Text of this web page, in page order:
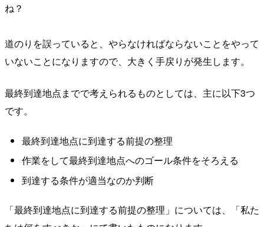
ね？
道のりを誤っていると、やらなければならないことをやって
いないことになりますので、大きく手戻りが発生します。
最終到達地点までで考えられるものとしては、主に以下3つ
です。
最終到達地点に到達する前提の整理
作業をして最終到達地点へのゴール条件をそろえる
到達する条件が適当なのか判断
「最終到達地点に到達する前提の整理」については、「私た